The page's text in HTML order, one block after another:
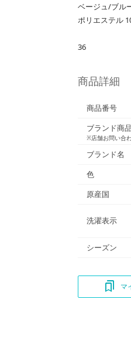
ベージュ/ブル
ポリエステル
36
商品詳細
商品番号
ブランド商
※店舗お問い合
ブランド名
色
原産国
洗濯表示
シーズン
マ